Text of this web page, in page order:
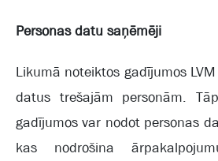
Personas datu saņēmēji
Likumā noteiktos gadījumos
datus trešajām personām.
gadījumos var nodot personas
kas nodrošina